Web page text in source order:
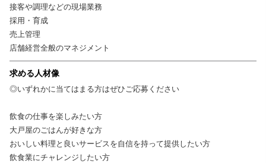
接客や調理などの現場業務
採用・育成
売上管理
店舗経営全般のマネジメント
求める人材像
◎いずれかに当てはまる方はぜひご応募ください
飲食の仕事を楽しみたい方
大戸屋のごはんが好きな方
おいしい料理と良いサービスを自信を持って提供したい方
飲食業にチャレンジしたい方